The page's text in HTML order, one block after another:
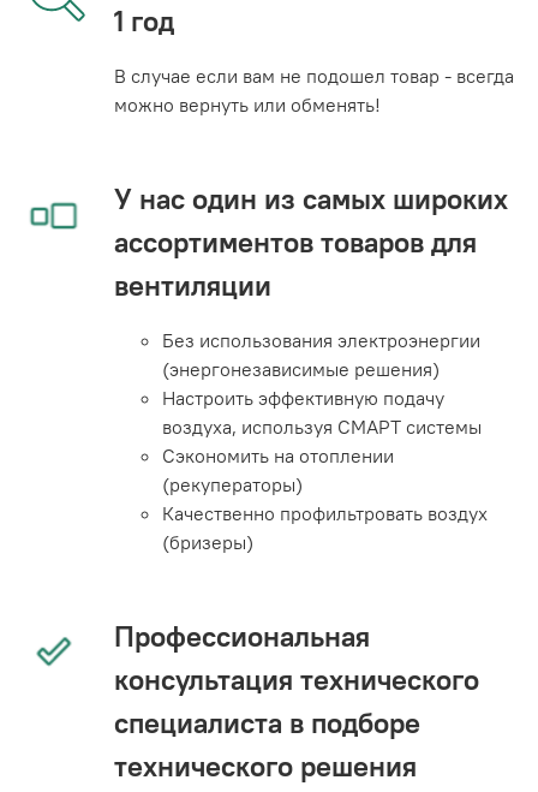
1 год
В случае если вам не подошел товар - всегда
можно вернуть или обменять!
У нас один из самых широких
ассортиментов товаров для
вентиляции
Без использования электроэнергии
(энергонезависимые решения)
Настроить эффективную подачу
воздуха, используя СМАРТ системы
Сэкономить на отоплении
(рекуператоры)
Качественно профильтровать воздух
(бризеры)
Профессиональная
консультация технического
специалиста в подборе
технического решения